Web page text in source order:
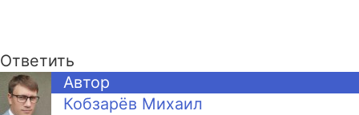
Ответить
Автор
Кобзарёв Михаил